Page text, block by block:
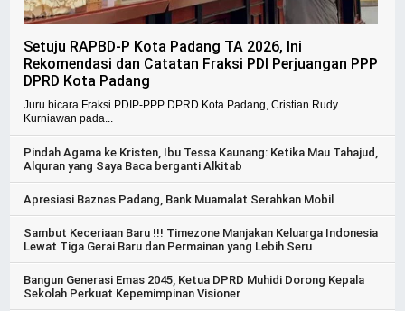
Setuju RAPBD-P Kota Padang TA 2026, Ini
Rekomendasi dan Catatan Fraksi PDI Perjuangan PPP
DPRD Kota Padang
Juru bicara Fraksi PDIP-PPP DPRD Kota Padang, Cristian Rudy
Kurniawan pada...
Pindah Agama ke Kristen, Ibu Tessa Kaunang: Ketika Mau Tahajud,
Alquran yang Saya Baca berganti Alkitab
Apresiasi Baznas Padang, Bank Muamalat Serahkan Mobil
Sambut Keceriaan Baru !!! Timezone Manjakan Keluarga Indonesia
Lewat Tiga Gerai Baru dan Permainan yang Lebih Seru
Bangun Generasi Emas 2045, Ketua DPRD Muhidi Dorong Kepala
Sekolah Perkuat Kepemimpinan Visioner